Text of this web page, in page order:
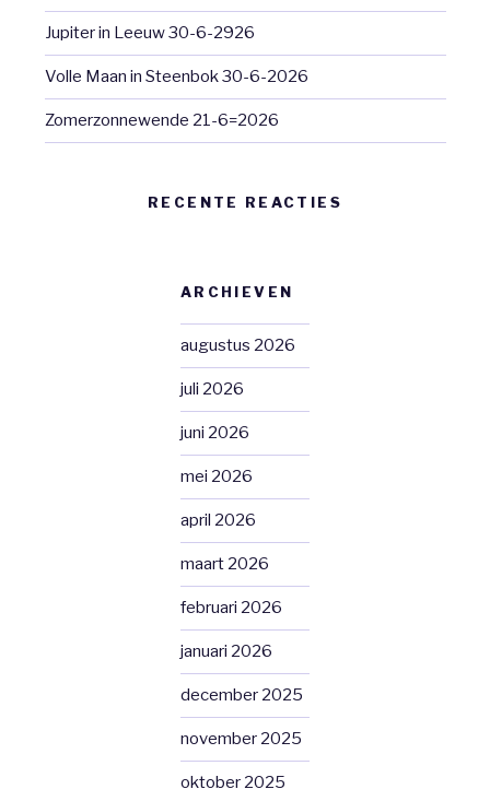
Jupiter in Leeuw 30-6-2926
Volle Maan in Steenbok 30-6-2026
Zomerzonnewende 21-6=2026
RECENTE REACTIES
ARCHIEVEN
augustus 2026
juli 2026
juni 2026
mei 2026
april 2026
maart 2026
februari 2026
januari 2026
december 2025
november 2025
oktober 2025